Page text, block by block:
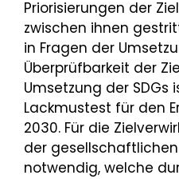
Priorisierungen der
zwischen ihnen
in Fragen der
Überprüfbarkeit der
Umsetzung der
Lackmustest für den
2030. Für die
der
notwendig, welche